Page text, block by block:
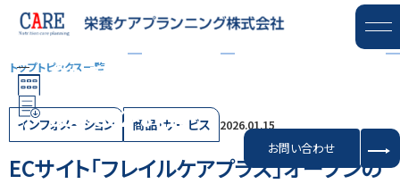
サポート
会社案内
088-802-8711
お問い合わせ
トップトピックス一覧
インフォメーション 商品・サービス 2026.01.15
ECサイト「フレイルケアプラス」オープンの